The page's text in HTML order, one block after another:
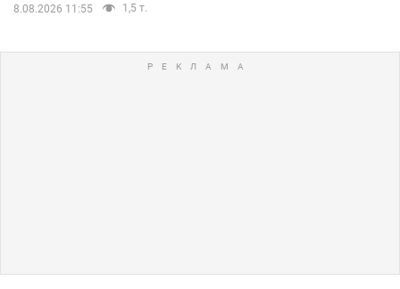
8.08.2026 11:55 1,5 т.